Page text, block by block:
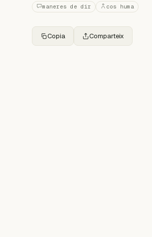
maneres de dir cos huma
Copia Comparteix